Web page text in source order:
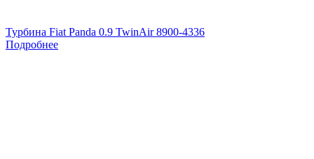
Турбина Fiat Panda 0.9 TwinAir 8900-4336
Подробнее